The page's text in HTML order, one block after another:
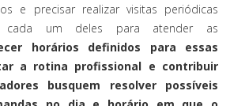
e precisar realizar visitas periódicas
cada um deles para atender as
horários definidos para essas
a rotina profissional e contribuir
busquem resolver possíveis